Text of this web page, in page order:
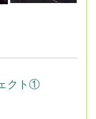
クト①